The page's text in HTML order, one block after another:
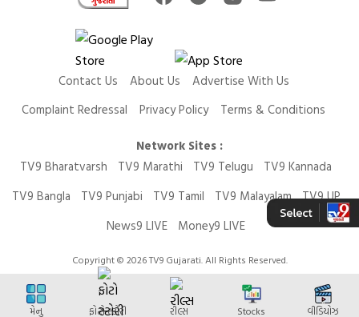
Contact Us About Us
Advertise With Us
Complaint Redressal
Privacy Policy
Terms & Conditions
Network Sites :
TV9 Bharatvarsh
TV9 Marathi TV9 Telugu
TV9 Kannada
TV9 Bangla
TV9 Punjabi TV9 Tamil TV9 Malayalam TV9 UP
News9 LIVE
Money9 LIVE
Copyright © 2026 TV9 Gujarati. All Rights Reserved.
મેનુ ફોટો સ્ટોરી રીલ્સ Stocks વીડિયોઝ